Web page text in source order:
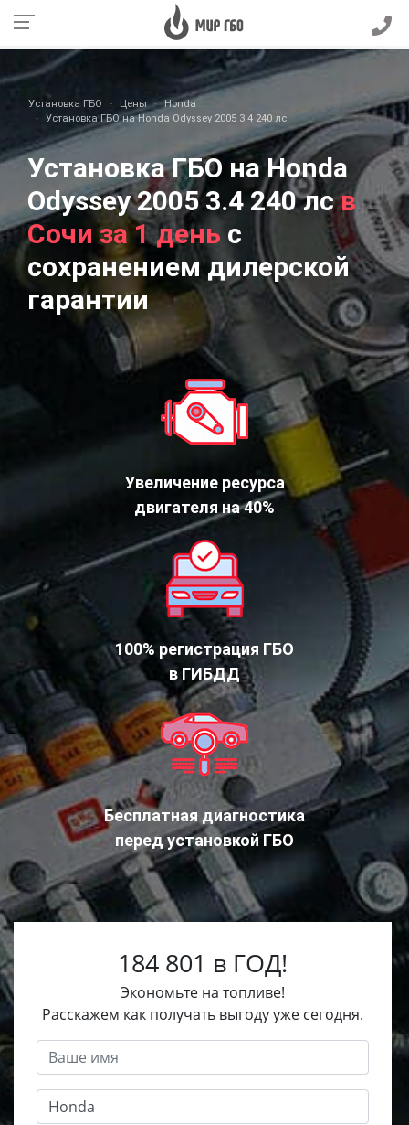
Установка ГБО Цены
Honda
Установка ГБО на Honda Odyssey 2005 3.4 240 лс
Установка ГБО на Honda
Odyssey 2005 3.4 240 лсв
Сочи за 1 день с
сохранением дилерской
гарантии
Увеличение ресурса
двигателя на 40%
100% регистрация ГБО
в ГИБДД
Бесплатная диагностика
перед установкой ГБО
184 801 в ГОД!
Экономьте на топливе!
Расскажем как получать выгоду уже сегодня.